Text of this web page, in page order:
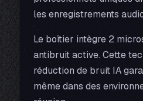
les enregistrements
Le boîtier intègre 2
antibruit active. Cette
réduction de bruit IA
même dans des